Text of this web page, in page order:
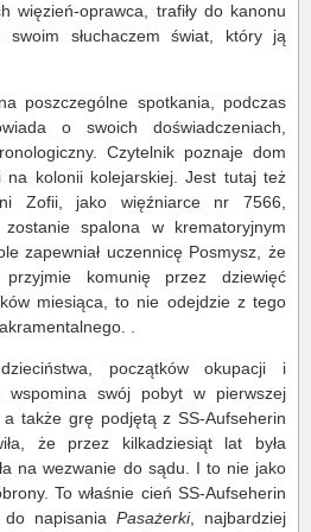
więzień-oprawca, trafiły do kanonu
swoim słuchaczem świat, który ją
poszczególne spotkania, podczas
o swoich doświadczeniach,
Czytelnik poznaje dom
na kolonii kolejarskiej. Jest tutaj też
Zofii, jako więźniarce nr 7566,
spalona w krematoryjnym
zapewniał uczennicę Posmysz, że
komunię przez dziewięć
miesiąca, to nie odejdzie z tego
.
początków okupacji i
wspomina swój pobyt w pierwszej
także grę podjętą z SS-Aufseherin
że przez kilkadziesiąt lat była
na wezwanie do sądu. I to nie jako
To właśnie cień SS-Aufseherin
do napisaniaPasażerki, najbardziej